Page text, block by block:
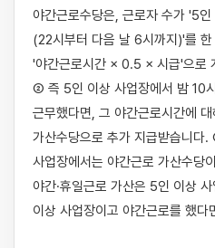
야간근로수당은, 근로자 수가 '5
(22시부터 다음 날 6시까지)'를 한
'야간근로시간 × 0.5 × 시급'으로
② 즉 5인 이상 사업장에서 밤 10
근무했다면, 그 야간근로시간에
가산수당으로 추가 지급받습니
사업장에서는 야간근로 가산수당
야간·휴일근로 가산은 5인 이상
이상 사업장이고 야간근로를 했다